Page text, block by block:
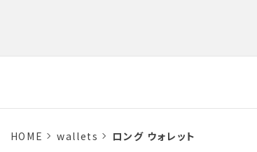
HOME wallets ロング ウォレット